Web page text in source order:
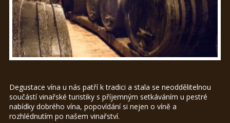
Degustace vína u nás patří k tradici a stala se neoddělitelnou
součástí vinařské turistiky s příjemným setkáváním u pestré
nabídky dobrého vína, popovídání si nejen o víně a
rozhlédnutím po našem vinařství.